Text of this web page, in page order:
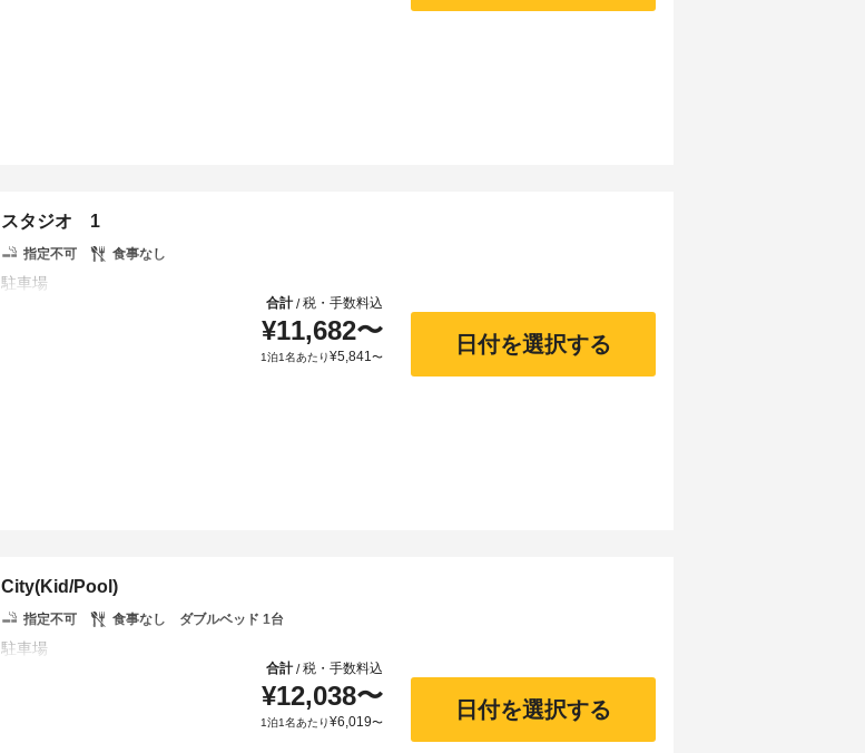
スタジオ 1
指定不可 食事なし
合計/税・手数料込
¥11,682〜
1泊1名あたり¥5,841〜
日付を選択する
City(Kid/Pool)
指定不可 食事なし ダブルベッド 1台
合計/税・手数料込
¥12,038〜
1泊1名あたり¥6,019〜
日付を選択する